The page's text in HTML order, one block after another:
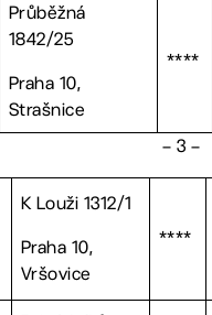
Průběžná
1842/25
Praha 10,
Strašnice
****
– 3 –
K Louži 1312/1
Praha 10,
Vršovice
****